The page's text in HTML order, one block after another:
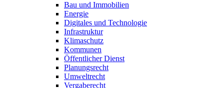
Bau und Immobilien
Energie
Digitales und Technologie
Infrastruktur
Klimaschutz
Kommunen
Öffentlicher Dienst
Planungsrecht
Umweltrecht
Vergaberecht